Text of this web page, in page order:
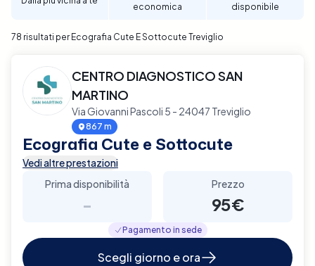
economica
disponibile
78 risultati per Ecografia Cute E Sottocute Treviglio
CENTRO DIAGNOSTICO SAN
MARTINO
Via Giovanni Pascoli 5 - 24047 Treviglio
867 m
Ecografia Cute e Sottocute
Vedi altre prestazioni
Prima disponibilità
-
Prezzo
95€
Pagamento in sede
Scegli giorno e ora